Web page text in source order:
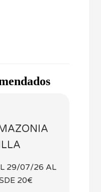
29/07/26 AL
20€